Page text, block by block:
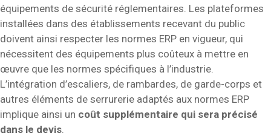
équipements de sécurité réglementaires. Les plateformes
installées dans des établissements recevant du public
doivent ainsi respecter les normes ERP en vigueur, qui
nécessitent des équipements plus coûteux à mettre en
œuvre que les normes spécifiques à l’industrie.
L’intégration d’escaliers, de rambardes, de garde-corps et
autres éléments de serrurerie adaptés aux normes ERP
implique ainsi un coût supplémentaire qui sera précisé
dans le devis.